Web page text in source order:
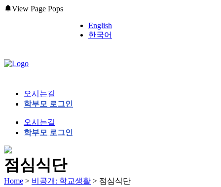
View Page Pops
English
한국어
오시는길
학부모 로그인
오시는길
학부모 로그인
점심식단
Home > 비공개: 학교생활 > 점심식단